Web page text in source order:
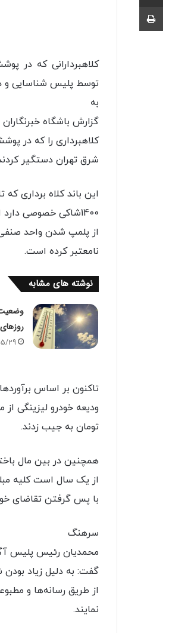
کلاهبردارانی که در
توسط پلیس شناسایی و
به
گزارش باشگاه خبرنگاران
کلاهبرداری را که در
شرق تهران دستگیر
این باند کلاه برداری که
1400شاکی خصوصی دارد از سال 89 فعالیت خود را در غرب تهران آغاز کرده و پس
از پلمپ شدن واحد
نامعتبر کرده است.
نوشته های مشابه
روزهای
29
تاکنون بر اساس
ودیعه خودرو لیزینگی از
تومان به جیب زدند.
همچنین در بین مال
از یک سال است کلیه
با پس گرفتن تقاضای
سرهنگ
محمدیان رئیس پلیس
گفت: به دلیل زیاد
از طریق رسانه‌ها و
نمایند.